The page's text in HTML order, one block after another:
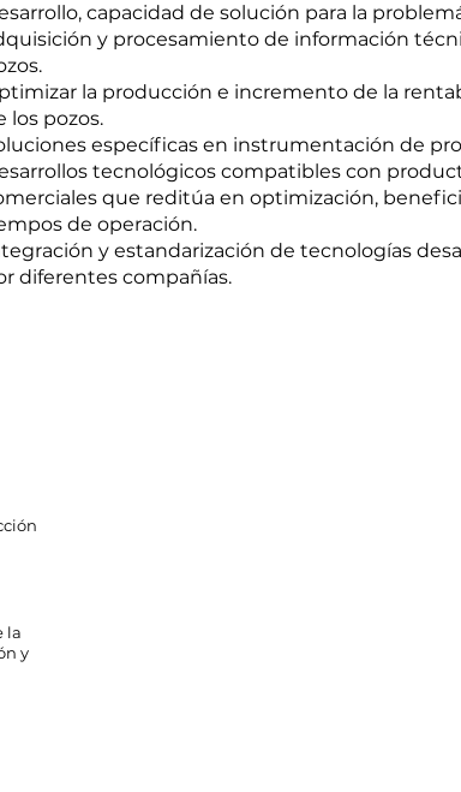
capacidad de solución para la
y procesamiento de información
la producción e incremento de la
los pozos.
específicas en instrumentación de
tecnológicos compatibles con
que reditúa en optimización,
de operación.
y estandarización de tecnologías
diferentes compañías.
la
y